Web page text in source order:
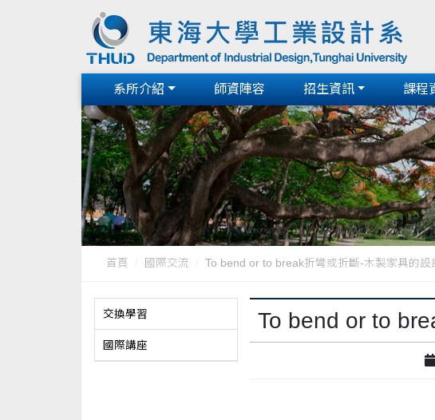
系所介紹 師資陣容 招生資訊 課程
首頁 國際交流 To bend or to break折彎或折斷-木製家具的設
交換學習
國際講座
To bend or to